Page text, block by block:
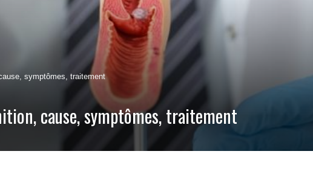
symptômes, traitement
cause, symptômes, traitement